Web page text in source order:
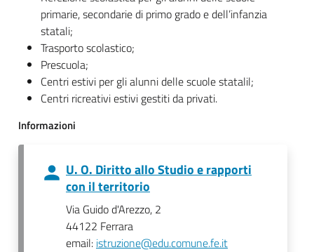
primarie, secondarie di primo grado e dell’infanzia
statali;
Trasporto scolastico;
Prescuola;
Centri estivi per gli alunni delle scuole statalil;
Centri ricreativi estivi gestiti da privati.
Informazioni
U. O. Diritto allo Studio e rapporti
con il territorio
Via Guido d'Arezzo, 2
44122 Ferrara
email: istruzione@edu.comune.fe.it